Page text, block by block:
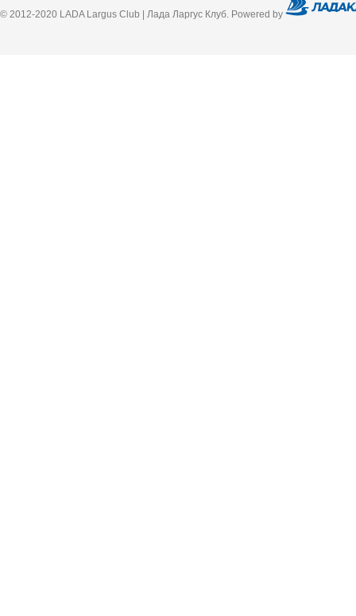
© 2012-2020 LADA Largus Club | Лада Ларгус Клуб. Powered by